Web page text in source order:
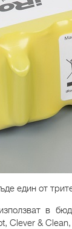
един от
в
Clever &